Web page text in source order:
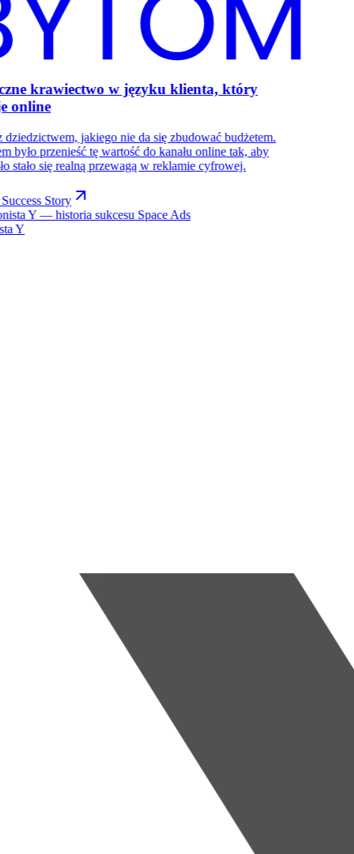
krawiectwo w języku klienta, który
online
dziedzictwem, jakiego nie da się zbudować budżetem.
było przenieść tę wartość do kanału online tak, aby
stało się realną przewagą w reklamie cyfrowej.
Story
Y